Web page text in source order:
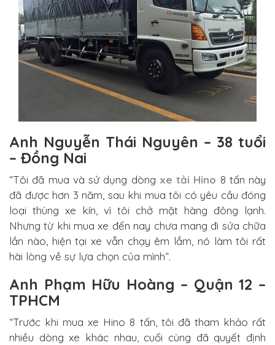
Anh Nguyễn Thái Nguyên – 38 tuổi
– Đồng Nai
“Tôi đã mua và sử dụng dòng xe tải Hino 8 tấn này
đã được hơn 3 năm, sau khi mua tôi có yêu cầu đóng
loại thùng xe kín, vì tôi chở mặt hàng đông lạnh.
Nhưng từ khi mua xe đến nay chưa mang đi sửa chữa
lần nào, hiện tại xe vẫn chạy êm lắm, nó làm tôi rất
hài lòng về sự lựa chọn của mình”.
Anh Phạm Hữu Hoàng – Quận 12 –
TPHCM
“Trước khi mua xe Hino 8 tấn, tôi đã tham khảo rất
nhiều dòng xe khác nhau, cuối cùng đã quyết định